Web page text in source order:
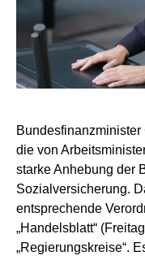
die von
starke Anhebung der
Sozialversicherung.
entsprechende
„Handelsblatt“
„Regierungskreise“.